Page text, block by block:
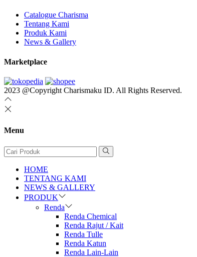
Catalogue Charisma
Tentang Kami
Produk Kami
News & Gallery
Marketplace
2023 @Copyright Charismaku ID. All Rights Reserved.
Menu
HOME
TENTANG KAMI
NEWS & GALLERY
PRODUK
Renda
Renda Chemical
Renda Rajut / Kait
Renda Tulle
Renda Katun
Renda Lain-Lain